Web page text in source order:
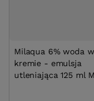
Milaqua 6% woda w
kremie - emulsja
utleniająca 125 ml